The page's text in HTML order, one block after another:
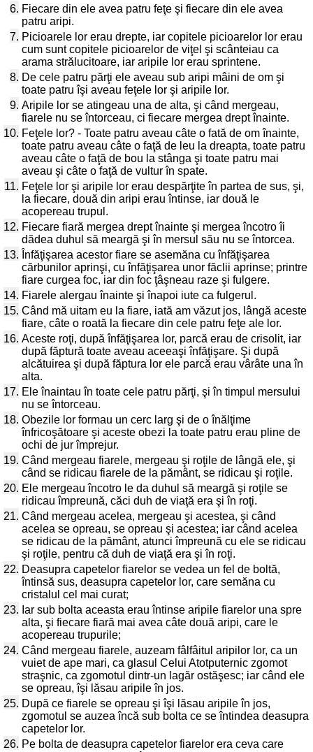
6. Fiecare din ele avea patru feţe şi fiecare din ele avea
patru aripi.
7. Picioarele lor erau drepte, iar copitele picioarelor lor erau
cum sunt copitele picioarelor de viţel şi scânteiau ca
arama strălucitoare, iar aripile lor erau sprintene.
8. De cele patru părţi ele aveau sub aripi mâini de om şi
toate patru îşi aveau feţele lor şi aripile lor.
9. Aripile lor se atingeau una de alta, şi când mergeau,
fiarele nu se întorceau, ci fiecare mergea drept înainte.
10. Feţele lor? - Toate patru aveau câte o fată de om înainte,
toate patru aveau câte o faţă de leu la dreapta, toate patru
aveau câte o faţă de bou la stânga şi toate patru mai
aveau şi câte o faţă de vultur în spate.
11. Feţele lor şi aripile lor erau despărţite în partea de sus, şi,
la fiecare, două din aripi erau întinse, iar două le
acopereau trupul.
12. Fiecare fiară mergea drept înainte şi mergea încotro îi
dădea duhul să meargă şi în mersul său nu se întorcea.
13. Înfăţişarea acestor fiare se asemăna cu înfăţişarea
cărbunilor aprinşi, cu înfăţişarea unor făclii aprinse; printre
fiare curgea foc, iar din foc ţâşneau raze şi fulgere.
14. Fiarele alergau înainte şi înapoi iute ca fulgerul.
15. Când mă uitam eu la fiare, iată am văzut jos, lângă aceste
fiare, câte o roată la fiecare din cele patru feţe ale lor.
16. Aceste roţi, după înfăţişarea lor, parcă erau de crisolit, iar
după făptură toate aveau aceeaşi înfăţişare. Şi după
alcătuirea şi după făptura lor ele parcă erau vârâte una în
alta.
17. Ele înaintau în toate cele patru părţi, şi în timpul mersului
nu se întorceau.
18. Obezile lor formau un cerc larg şi de o înălţime
înfricoşătoare şi aceste obezi la toate patru erau pline de
ochi de jur împrejur.
19. Când mergeau fiarele, mergeau şi roţile de lângă ele, şi
când se ridicau fiarele de la pământ, se ridicau şi roţile.
20. Ele mergeau încotro le da duhul să meargă şi roţile se
ridicau împreună, căci duh de viaţă era şi în roţi.
21. Când mergeau acelea, mergeau şi acestea, şi când
acelea se opreau, se opreau şi acestea; iar când acelea
se ridicau de la pământ, atunci împreună cu ele se ridicau
şi roţile, pentru că duh de viaţă era şi în roţi.
22. Deasupra capetelor fiarelor se vedea un fel de boltă,
întinsă sus, deasupra capetelor lor, care semăna cu
cristalul cel mai curat;
23. Iar sub bolta aceasta erau întinse aripile fiarelor una spre
alta, şi fiecare fiară mai avea câte două aripi, care le
acopereau trupurile;
24. Când mergeau fiarele, auzeam fâlfâitul aripilor lor, ca un
vuiet de ape mari, ca glasul Celui Atotputernic zgomot
straşnic, ca zgomotul dintr-un lagăr ostăşesc; iar când ele
se opreau, îşi lăsau aripile în jos.
25. După ce fiarele se opreau şi îşi lăsau aripile în jos,
zgomotul se auzea încă sub bolta ce se întindea deasupra
capetelor lor.
26. Pe bolta de deasupra capetelor fiarelor era ceva care